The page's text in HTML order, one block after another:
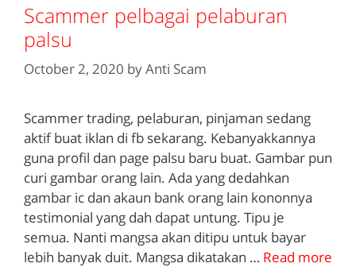
Scammer pelbagai pelaburan
palsu
October 2, 2020 byAnti Scam
Scammer trading, pelaburan, pinjaman sedang
aktif buat iklan di fb sekarang. Kebanyakkannya
guna profil dan page palsu baru buat. Gambar pun
curi gambar orang lain. Ada yang dedahkan
gambar ic dan akaun bank orang lain kononnya
testimonial yang dah dapat untung. Tipu je
semua. Nanti mangsa akan ditipu untuk bayar
lebih banyak duit. Mangsa dikatakan … Read more